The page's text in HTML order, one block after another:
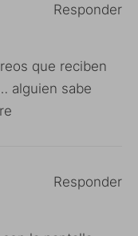
que reciben
alguien sabe
Responder
Responder